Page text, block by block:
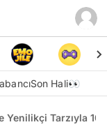
Son Hali👀
Yenilikçi Tarzıyla 10